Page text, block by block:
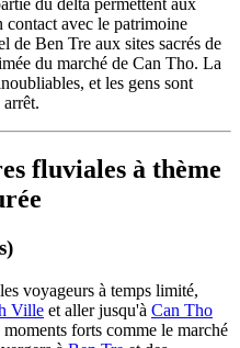
du delta permettent aux
contact avec le patrimoine
de Ben Tre aux sites sacrés de
du marché de Can Tho. La
et les gens sont
fluviales à thème
voyageurs à temps limité,
Ville et aller jusqu'à Can Tho
forts comme le marché